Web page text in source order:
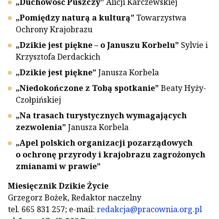
„Pomiędzy naturą a kulturą” Towarzystwa
Ochrony Krajobrazu
„Dzikie jest piękne – o Januszu Korbelu” Sylvie i
Krzysztofa Derdackich
„Dzikie jest piękne” Janusza Korbela
„Niedokończone z Tobą spotkanie” Beaty Hyży-
Czołpińskiej
„Na trasach turystycznych wymagających
zezwolenia” Janusza Korbela
„Apel polskich organizacji pozarządowych
o ochronę przyrody i krajobrazu zagrożonych
zmianami w prawie”
Miesięcznik Dzikie Życie
Grzegorz Bożek, Redaktor naczelny
tel. 665 831 257; e-mail: redakcja@pracownia.org.pl